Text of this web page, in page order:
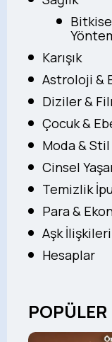
Karışık
Astroloji &
Diziler &
Çocuk &
Moda & Stil
Cinsel
Temizlik
Para &
Aşk İlişkileri
Hesaplar
POPÜLER